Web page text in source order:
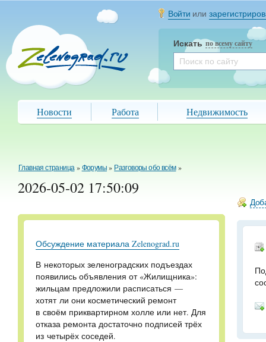
Войти или
Искать по всему сайту
Новости Работа Недвижимость
Главная страница »Форумы» Разговоры обо всём »
2026-05-02 17:50:09
Обсуждение материала Zelenograd.ru
В некоторых зеленоградских подъездах
появились объявления от «Жилищника»:
жильцам предложили расписаться —
хотят ли они косметический ремонт
в своём приквартирном холле или нет. Для
отказа ремонта достаточно подписей трёх
из четырёх соседей.